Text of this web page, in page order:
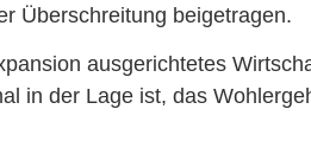
Überschreitung beigetragen.
ausgerichtetes
in der Lage ist, das